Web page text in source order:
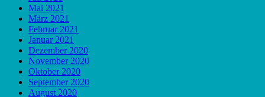
Mai 2021
März 2021
Februar 2021
Januar 2021
Dezember 2020
November 2020
Oktober 2020
September 2020
August 2020